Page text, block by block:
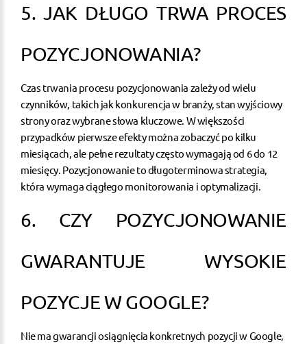
5. JAK DŁUGO TRWA PROCES
POZYCJONOWANIA?
Czas trwania procesu pozycjonowania zależy od wielu
czynników, takich jak konkurencja w branży, stan wyjściowy
strony oraz wybrane słowa kluczowe. W większości
przypadków pierwsze efekty można zobaczyć po kilku
miesiącach, ale pełne rezultaty często wymagają od 6 do 12
miesięcy. Pozycjonowanie to długoterminowa strategia,
która wymaga ciągłego monitorowania i optymalizacji.
6. CZY POZYCJONOWANIE
GWARANTUJE WYSOKIE
POZYCJE W GOOGLE?
Nie ma gwarancji osiągnięcia konkretnych pozycji w Google,